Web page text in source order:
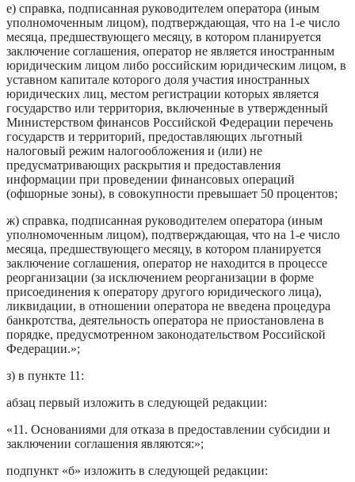
е) справка, подписанная руководителем оператора (иным
уполномоченным лицом), подтверждающая, что на 1-е число
месяца, предшествующего месяцу, в котором планируется
заключение соглашения, оператор не является иностранным
юридическим лицом либо российским юридическим лицом, в
уставном капитале которого доля участия иностранных
юридических лиц, местом регистрации которых является
государство или территория, включенные в утвержденный
Министерством финансов Российской Федерации перечень
государств и территорий, предоставляющих льготный
налоговый режим налогообложения и (или) не
предусматривающих раскрытия и предоставления
информации при проведении финансовых операций
(офшорные зоны), в совокупности превышает 50 процентов;
ж) справка, подписанная руководителем оператора (иным
уполномоченным лицом), подтверждающая, что на 1-е число
месяца, предшествующего месяцу, в котором планируется
заключение соглашения, оператор не находится в процессе
реорганизации (за исключением реорганизации в форме
присоединения к оператору другого юридического лица),
ликвидации, в отношении оператора не введена процедура
банкротства, деятельность оператора не приостановлена в
порядке, предусмотренном законодательством Российской
Федерации.»;
з) в пункте 11:
абзац первый изложить в следующей редакции:
«11. Основаниями для отказа в предоставлении субсидии и
заключении соглашения являются:»;
подпункт «б» изложить в следующей редакции: